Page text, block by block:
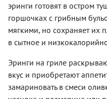
эринги готовят в остром
горшочках с грибным
мягкими, но сохраняет их
в сытное и
Эринги на гриле
вкус и приобретают
замариновать в смеси